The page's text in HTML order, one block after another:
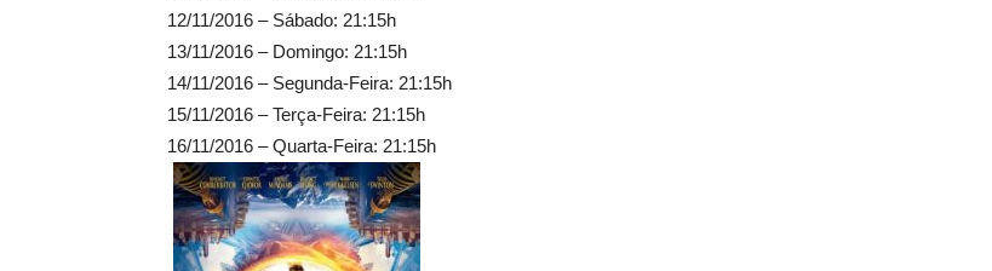
12/11/2016 – Sábado: 21:15h
13/11/2016 – Domingo: 21:15h
14/11/2016 – Segunda-Feira: 21:15h
15/11/2016 – Terça-Feira: 21:15h
16/11/2016 – Quarta-Feira: 21:15h